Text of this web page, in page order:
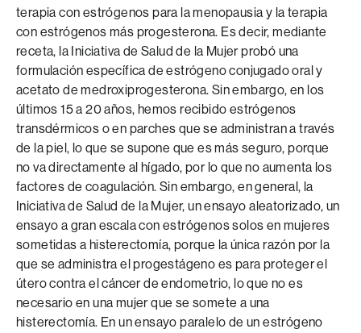
terapia con estrógenos para la menopausia y la terapia
con estrógenos más progesterona. Es decir, mediante
receta, la Iniciativa de Salud de la Mujer probó una
formulación específica de estrógeno conjugado oral y
acetato de medroxiprogesterona. Sin embargo, en los
últimos 15 a 20 años, hemos recibido estrógenos
transdérmicos o en parches que se administran a través
de la piel, lo que se supone que es más seguro, porque
no va directamente al hígado, por lo que no aumenta los
factores de coagulación. Sin embargo, en general, la
Iniciativa de Salud de la Mujer, un ensayo aleatorizado, un
ensayo a gran escala con estrógenos solos en mujeres
sometidas a histerectomía, porque la única razón por la
que se administra el progestágeno es para proteger el
útero contra el cáncer de endometrio, lo que no es
necesario en una mujer que se somete a una
histerectomía. En un ensayo paralelo de un estrógeno